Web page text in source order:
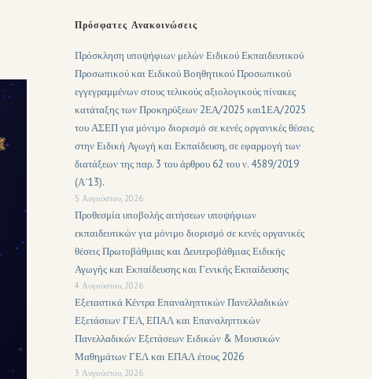
Πρόσφατες Ανακοινώσεις
Πρόσκληση υποψήφιων μελών Ειδικού Εκπαιδευτικού
Προσωπικού και Ειδικού Βοηθητικού Προσωπικού
εγγεγραμμένων στους τελικούς αξιολογικούς πίνακες
κατάταξης των Προκηρύξεων 2ΕΑ/2025 και1ΕΑ/2025
του ΑΣΕΠ για μόνιμο διορισμό σε κενές οργανικές θέσεις
στην Ειδική Αγωγή και Εκπαίδευση, σε εφαρμογή των
διατάξεων της παρ. 3 του άρθρου 62 του ν. 4589/2019
(Α΄13).
5 Αυγούστου, 2026
Προθεσμία υποβολής αιτήσεων υποψήφιων
εκπαιδευτικών για μόνιμο διορισμό σε κενές οργανικές
θέσεις Πρωτοβάθμιας και Δευτεροβάθμιας Ειδικής
Αγωγής και Εκπαίδευσης και Γενικής Εκπαίδευσης
4 Αυγούστου, 2026
Εξεταστικά Κέντρα Επαναληπτικών Πανελλαδικών
Εξετάσεων ΓΕΛ, ΕΠΑΛ και Επαναληπτικών
Πανελλαδικών Εξετάσεων Ειδικών & Μουσικών
Μαθημάτων ΓΕΛ και ΕΠΑΛ έτους 2026
3 Αυγούστου, 2026